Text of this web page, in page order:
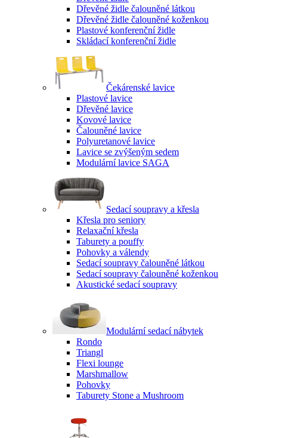
Dřevěné židle čalouněné látkou
Dřevěné židle čalouněné koženkou
Plastové konferenční židle
Skládací konferenční židle
Čekárenské lavice
Plastové lavice
Dřevěné lavice
Kovové lavice
Čalouněné lavice
Polyuretanové lavice
Lavice se zvýšeným sedem
Modulární lavice SAGA
Sedací soupravy a křesla
Křesla pro seniory
Relaxační křesla
Taburety a pouffy
Pohovky a válendy
Sedací soupravy čalouněné látkou
Sedací soupravy čalouněné koženkou
Akustické sedací soupravy
Modulární sedací nábytek
Rondo
Triangl
Flexi lounge
Marshmallow
Pohovky
Taburety Stone a Mushroom